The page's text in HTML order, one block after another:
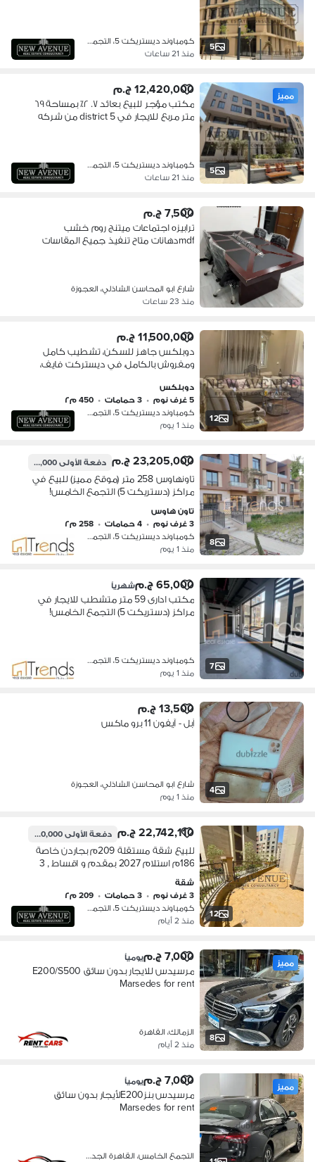
5
كومباوند ديستريكت 5، التجمع الخامس
منذ 21 ساعات
5
مميز 12,420,000 ج.م
مكتب مؤجر للبيع بعائد ٧. ٢٪؜ بمساحة ٦٩
متر مربع للايجار في district 5 من شركه
كومباوند ديستريكت 5، التجمع الخامس
منذ 21 ساعات
7,500 ج.م
ترابيزه اجتماعات ميتنج روم خشب
mdfدهانات متاح تنفيذ جميع المقاسات
شارع ابو المحاسن الشاذلي، العجوزة
منذ 23 ساعات
12
11,500,000 ج.م
دوبلكس جاهز للسكن، تشطيب كامل
ومفروش بالكامل، في ديستركت فايف،
دوبلكس
5 غرف نوم
• 3 حمامات • 450 م٢
كومباوند ديستريكت 5، التجمع الخامس
منذ 1 يوم
8
23,205,000 ج.م دفعة الأولى20,105,000 ج.م
تاونهاوس 258 متر (موقع مميز) للبيع في
مراكز (دستريكت 5) التجمع الخامس!
تاون هاوس
3 غرف نوم
• 4 حمامات • 258 م٢
كومباوند ديستريكت 5، التجمع الخامس
منذ 1 يوم
7
65,000 ج.م شهرياً
مكتب ادارى 59 متر متشطب للايجار في
مراكز (دستريكت 5) التجمع الخامس!
كومباوند ديستريكت 5، التجمع الخامس
منذ 1 يوم
4
13,500 ج.م
آبل - آيفون 11 برو ماكس
شارع ابو المحاسن الشاذلي، العجوزة
منذ 1 يوم
12
22,742,110 ج.م دفعة الأولى14,500,000 ج.م
للبيع شقة مستقلة 209م بجاردن خاصة
186م استلام 2027 بمقدم و اقساط , 3
غرف نوم و غرفه نانى في كمبوند
ديستركت 5 مراكز
شقة
3 غرف نوم
• 3 حمامات • 209 م٢
كومباوند ديستريكت 5، التجمع الخامس
منذ 2 أيام
8
مميز 7,000 ج.م يومياً
مرسيدس للايجار بدون سائق E200/S500
Marsedes for rent
الزمالك، القاهرة
منذ 2 أيام
مميز 7,000 ج.م يومياً
مرسيدس بنزE200لأيجار بدون سائق
Marsedes for rent
التجمع الخامس، القاهرة الجديدة